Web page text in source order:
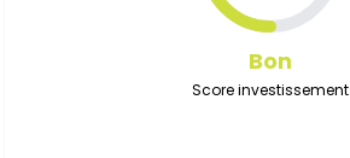
Bon
Score investissement